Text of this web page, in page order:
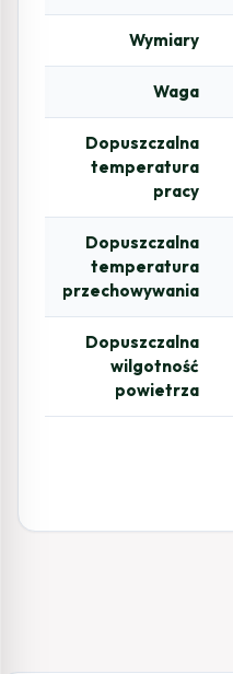
Wymiary
Waga
Dopuszczalna
temperatura
pracy
Dopuszczalna
temperatura
przechowywania
Dopuszczalna
wilgotność
powietrza